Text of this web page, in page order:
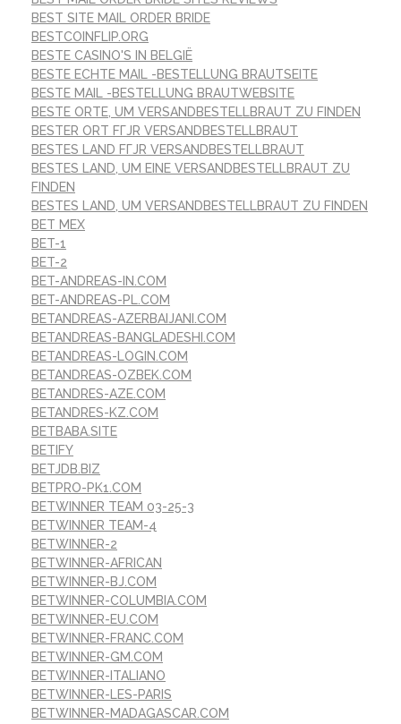
BEST SITE MAIL ORDER BRIDE
BESTCOINFLIP.ORG
BESTE CASINO'S IN BELGIË
BESTE ECHTE MAIL -BESTELLUNG BRAUTSEITE
BESTE MAIL -BESTELLUNG BRAUTWEBSITE
BESTE ORTE, UM VERSANDBESTELLBRAUT ZU FINDEN
BESTER ORT FГЈR VERSANDBESTELLBRAUT
BESTES LAND FГЈR VERSANDBESTELLBRAUT
BESTES LAND, UM EINE VERSANDBESTELLBRAUT ZU
FINDEN
BESTES LAND, UM VERSANDBESTELLBRAUT ZU FINDEN
BET MEX
BET-1
BET-2
BET-ANDREAS-IN.COM
BET-ANDREAS-PL.COM
BETANDREAS-AZERBAIJANI.COM
BETANDREAS-BANGLADESHI.COM
BETANDREAS-LOGIN.COM
BETANDREAS-OZBEK.COM
BETANDRES-AZE.COM
BETANDRES-KZ.COM
BETBABA.SITE
BETIFY
BETJDB.BIZ
BETPRO-PK1.COM
BETWINNER TEAM 03-25-3
BETWINNER TEAM-4
BETWINNER-2
BETWINNER-AFRICAN
BETWINNER-BJ.COM
BETWINNER-COLUMBIA.COM
BETWINNER-EU.COM
BETWINNER-FRANC.COM
BETWINNER-GM.COM
BETWINNER-ITALIANO
BETWINNER-LES-PARIS
BETWINNER-MADAGASCAR.COM